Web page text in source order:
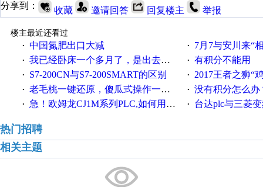
分享到： 收藏 邀请回答 回复楼主 举报
楼主最近还看过
· 中国氮肥出口大减 · 7月7与安川来“
· 我已经卧床一个多月了，是出去安装机械手在高速遭遇车祸所致:大家工作都要特别注意啊 · 有积分不能用
· S7-200CN与S7-200SMART的区别 · 2017王者之狮“鸡”情签到
· 老毛桃一键还原，傻瓜式操作一键轻松备份还原；程序为向导式安装，一键即可实现自动备份或还原系统。 · 没有积分怎么办
· 急！欧姆龙CJ1M系列PLC,如何用时间控制变频器。要求时间在组态王中可以自由输入！拜托各位大神了！ · 台达plc与三菱
热门招聘
相关主题